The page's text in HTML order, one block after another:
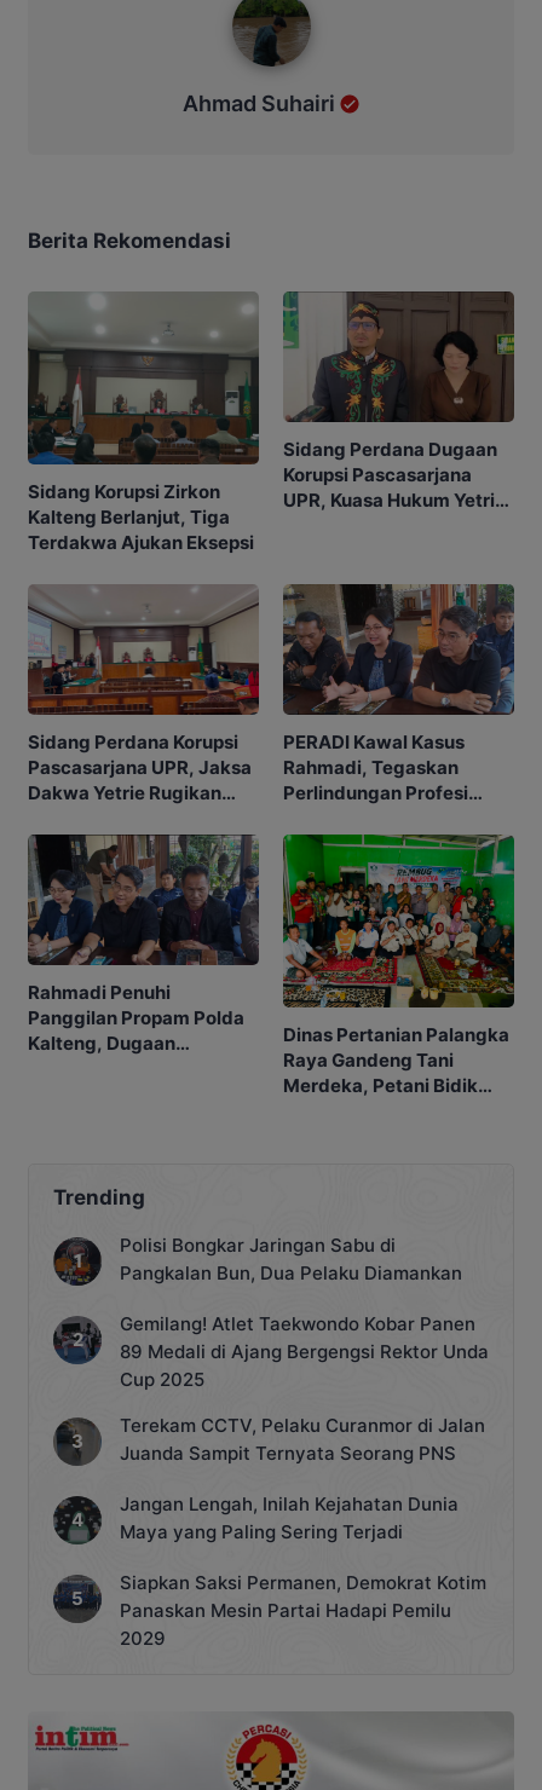
Ahmad Suhairi
Berita Rekomendasi
Sidang Korupsi Zirkon
Kalteng Berlanjut, Tiga
Terdakwa Ajukan Eksepsi
Sidang Perdana Dugaan
Korupsi Pascasarjana
UPR, Kuasa Hukum Yetrie
Sidang Perdana Korupsi
Pascasarjana UPR, Jaksa
Dakwa Yetrie Rugikan
PERADI Kawal Kasus
Rahmadi, Tegaskan
Perlindungan Profesi
Rahmadi Penuhi
Panggilan Propam Polda
Kalteng, Dugaan
Dinas Pertanian Palangka
Raya Gandeng Tani
Merdeka, Petani Bidik
Trending
Polisi Bongkar Jaringan Sabu di
Pangkalan Bun, Dua Pelaku Diamankan
Gemilang! Atlet Taekwondo Kobar Panen
89 Medali di Ajang Bergengsi Rektor Unda
Cup 2025
Terekam CCTV, Pelaku Curanmor di Jalan
Juanda Sampit Ternyata Seorang PNS
Jangan Lengah, Inilah Kejahatan Dunia
Maya yang Paling Sering Terjadi
Siapkan Saksi Permanen, Demokrat Kotim
Panaskan Mesin Partai Hadapi Pemilu
2029